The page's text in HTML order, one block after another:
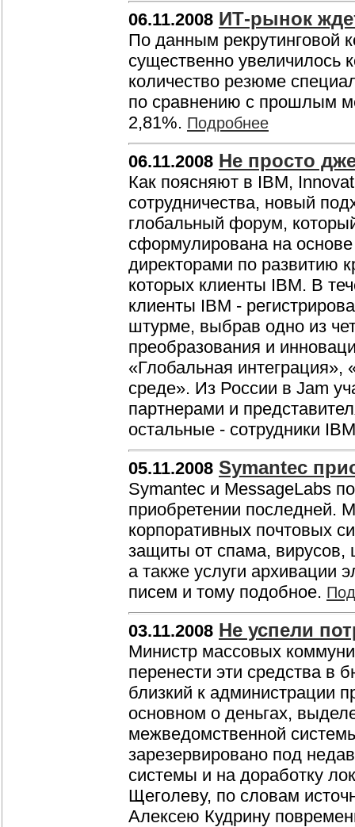
06.11.2008 ИТ-рынок
По данным рекрутинговой
существенно увеличилось
количество резюме
по сравнению с прошлым
2,81%. Подробнее
06.11.2008 Не просто
Как поясняют в IBM,
сотрудничества, новый
глобальный форум,
сформулирована на
директорами по развитию
которых клиенты IBM. В
клиенты IBM -
штурме, выбрав одно из
преобразования и
«Глобальная
среде». Из России в Jam
партнерами и
остальные - сотрудники
05.11.2008 Symantec
Symantec и MessageLabs
приобретении последней.
корпоративных почтовых
защиты от спама, вирусов,
а также услуги архивации
писем и тому подобное.
03.11.2008 Не успели
Министр массовых
перенести эти средства в
близкий к администрации
основном о деньгах,
межведомственной
зарезервировано под
системы и на доработку
Щеголеву, по словам
Алексею Кудрину